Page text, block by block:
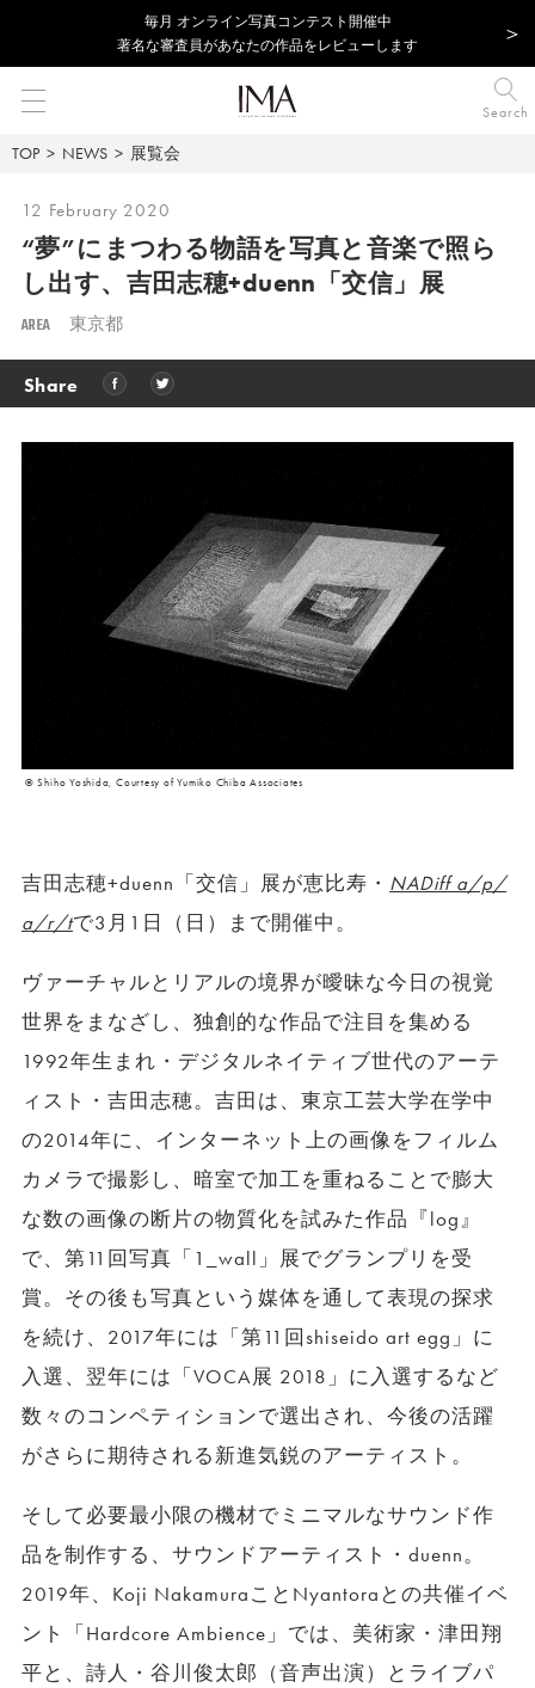
毎⽉ オンライン写真コンテスト開催中
著名な審査員があなたの作品をレビューします
Search
TOP NEWS 展覧会
12 February 2020
“夢”にまつわる物語を写真と音楽で照ら
し出す、 吉田志穂+duenn「交信」展
AREA 東京都
Share
© Shiho Yoshida, Courtesy of Yumiko Chiba Associates
吉田志穂+duenn「交信」展が恵比寿・ NADiff a/p/
a/r/tで3月1日（日）まで開催中。
ヴァーチャルとリアルの境界が曖昧な今日の視覚
世界をまなざし、独創的な作品で注目を集める
1992年生まれ・デジタルネイティブ世代のアーテ
ィスト・吉田志穂。吉田は、東京工芸大学在学中
の2014年に、インターネット上の画像をフィルム
カメラで撮影し、暗室で加工を重ねることで膨大
な数の画像の断片の物質化を試みた作品『log』
で、第11回写真「1_wall」展でグランプリを受
賞。その後も写真という媒体を通して表現の探求
を続け、2017年には「第11回shiseido art egg」に
入選、翌年には「VOCA展 2018」に入選するなど
数々のコンペティションで選出され、今後の活躍
がさらに期待される新進気鋭のアーティスト。
そして必要最小限の機材でミニマルなサウンド作
品を制作する、サウンドアーティスト・duenn。
2019年、Koji NakamuraことNyantoraとの共催イベ
ント「Hardcore Ambience」では、美術家・津田翔
平と、詩人・谷川俊太郎（音声出演）とライブパ